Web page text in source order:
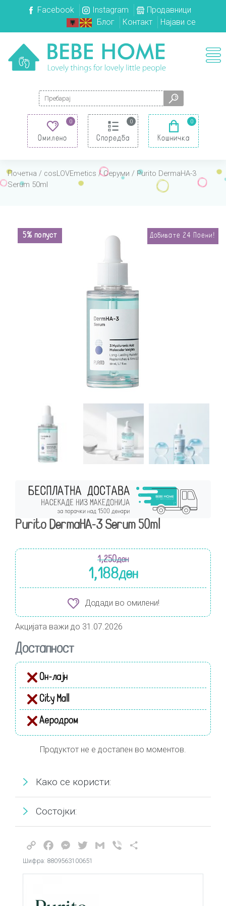
Facebook Instagram
Продавници
Блог
Контакт Најави се
Search for:
0
Омилено
0
Споредба
0
Кошничка
Почетна / cosLOVEmetics /Серуми / Purito DermaHA-3
Serum 50ml
5% попуст Добивате 24 Поени!
Purito DermaHA-3 Serum 50ml
1,250ден
1,188ден
Додади во омилени!
Акцијата важи до 31.07.2026
Достапност
Он-лајн
City Mall
Аеродром
Продуктот не е достапен во моментов.
Како се користи:
Состојки:
Copy
Link
FacebookMessenger
TwitterGmail Viber
Шифра: 8809563100651